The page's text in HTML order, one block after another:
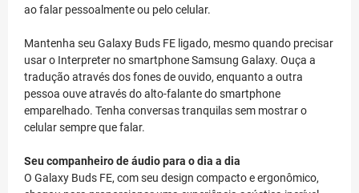
ao falar pessoalmente ou pelo celular.
Mantenha seu Galaxy Buds FE ligado, mesmo quando precisar
usar o Interpreter no smartphone Samsung Galaxy. Ouça a
tradução através dos fones de ouvido, enquanto a outra
pessoa ouve através do alto-falante do smartphone
emparelhado. Tenha conversas tranquilas sem mostrar o
celular sempre que falar.
Seu companheiro de áudio para o dia a dia
O Galaxy Buds FE, com seu design compacto e ergonômico,